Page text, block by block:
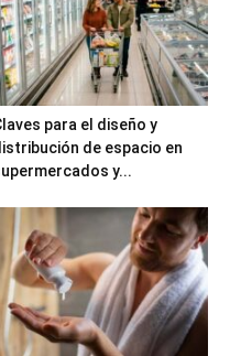
para el diseño y
de espacio en
y...